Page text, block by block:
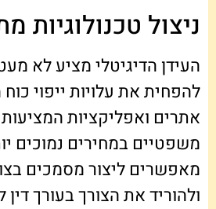
ניצול טכנולוגיות
העידן הדיגיטלי מציע לא
להפחית את עלויות ייפוי
אתרים ואפליקציות
משפטיים במחירים נמוכים
מאפשרים ליצור מסמכים
ולהוריד את הצורך בעורך